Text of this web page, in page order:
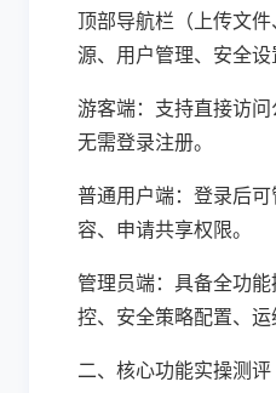
顶部导航栏（上传文
源、用户管理、安全设
游客端：支持直接访问
无需登录注册。
普通用户端：登录后
容、申请共享权限。
管理员端：具备全功
控、安全策略配置、运
二、核心功能实操测评